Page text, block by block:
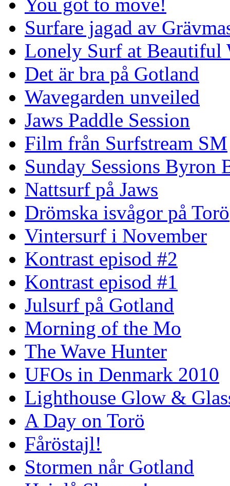
Surfare jagad av
Lonely Surf at Beautiful
Det är bra på Gotland
Wavegarden unveiled
Jaws Paddle Session
Film från Surfstream SM
Sunday Sessions Byron
Nattsurf på Jaws
Drömska isvågor på Torö
Vintersurf i November
Kontrast episod #2
Kontrast episod #1
Julsurf på Gotland
Morning of the Mo
The Wave Hunter
UFOs in Denmark 2010
Lighthouse Glow &
A Day on Torö
Fåröstajl!
Stormen når Gotland